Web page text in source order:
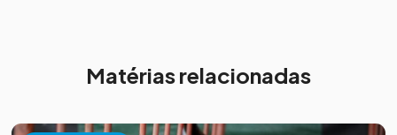
Matérias relacionadas